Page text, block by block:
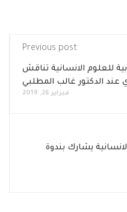
Previous post
الانسانية تناقش
الدكتور غالب المطلبي
فبراير 26, 2019
يشارك بندوة